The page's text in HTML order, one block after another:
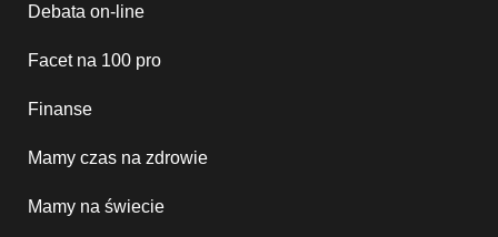
Debata on-line
Facet na 100 pro
Finanse
Mamy czas na zdrowie
Mamy na świecie